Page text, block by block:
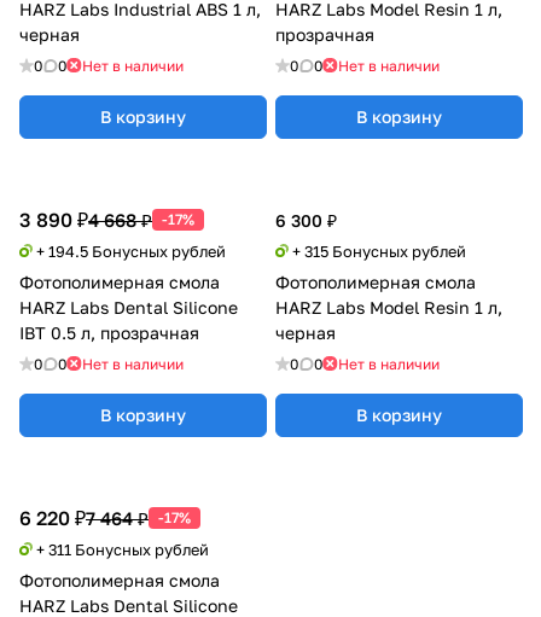
HARZ Labs Industrial ABS 1 л,
черная
0 0 Нет в наличии
В корзину
HARZ Labs Model Resin 1 л,
прозрачная
0 0 Нет в наличии
В корзину
3 890 ₽4 668 ₽ -17%
+ 194.5 Бонусных рублей
Фотополимерная смола
HARZ Labs Dental Silicone
IBT 0.5 л, прозрачная
0 0 Нет в наличии
В корзину
6 300 ₽
+ 315 Бонусных рублей
Фотополимерная смола
HARZ Labs Model Resin 1 л,
черная
0 0 Нет в наличии
В корзину
6 220 ₽7 464 ₽ -17%
+ 311 Бонусных рублей
Фотополимерная смола
HARZ Labs Dental Silicone